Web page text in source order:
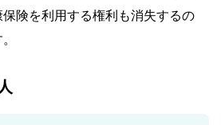
険を利用する権利も消失するの